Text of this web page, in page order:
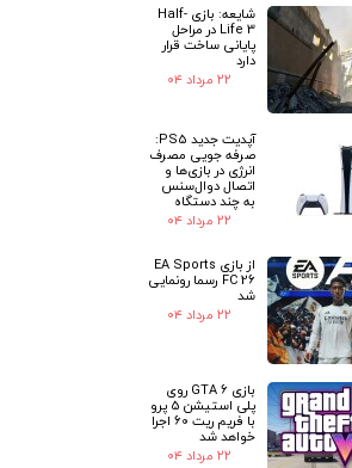
شایعه: بازی Half-
Life 3 در مراحل
پایانی ساخت قرار
دارد
۲۲ مرداد ۰۴
آپدیت جدید PS5:
صرفه جویی مصرف
انرژی در بازی‌ها و
اتصال دوال‌سنس
به چند دستگاه
۲۲ مرداد ۰۴
از بازی EA Sports
FC 26 رسما رونمایی
شد
۲۲ مرداد ۰۴
بازی GTA 6 روی
پلی استیشن 5 پرو
با فریم ریت 60 اجرا
خواهد شد
۲۲ مرداد ۰۴